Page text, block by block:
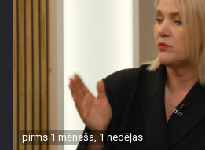
pirms 1 mēneša, 1 nedēļas